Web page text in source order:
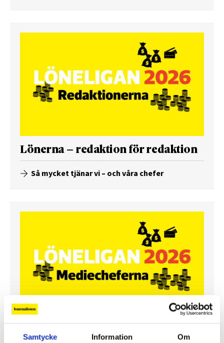
Samtycke Information Om
Lönerna – redaktion för redaktion
Så mycket tjänar vi – och våra chefer